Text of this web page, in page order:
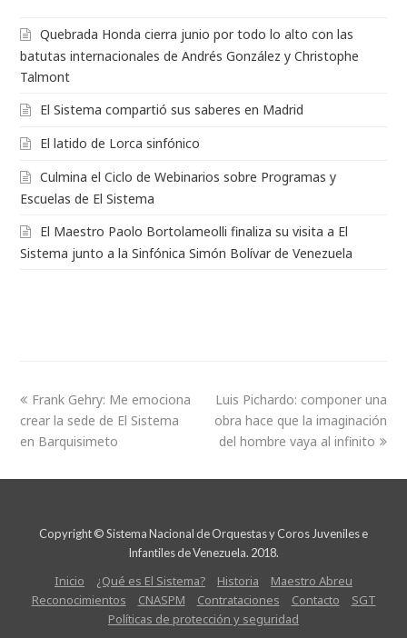
Quebrada Honda cierra junio por todo lo alto con las
batutas internacionales de Andrés González y Christophe
Talmont
El Sistema compartió sus saberes en Madrid
El latido de Lorca sinfónico
Culmina el Ciclo de Webinarios sobre Programas y
Escuelas de El Sistema
El Maestro Paolo Bortolameolli finaliza su visita a El
Sistema junto a la Sinfónica Simón Bolívar de Venezuela
Frank Gehry: Me emociona
crear la sede de El Sistema
en Barquisimeto
Luis Pichardo: componer una
obra hace que la imaginación
del hombre vaya al infinito
Copyright © Sistema Nacional de Orquestas y Coros Juveniles e
Infantiles de Venezuela. 2018.
Inicio ¿Qué es El Sistema? Historia
Maestro Abreu
Reconocimientos
CNASPM Contrataciones Contacto
SGT
Políticas de protección y seguridad